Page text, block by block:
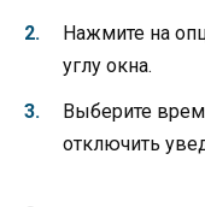
Нажмите на
углу окна.
Выберите
отключить